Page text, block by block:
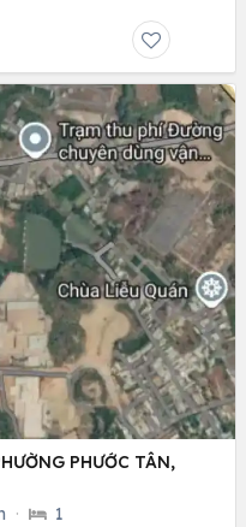
PHƯỚC TÂN,
· 1